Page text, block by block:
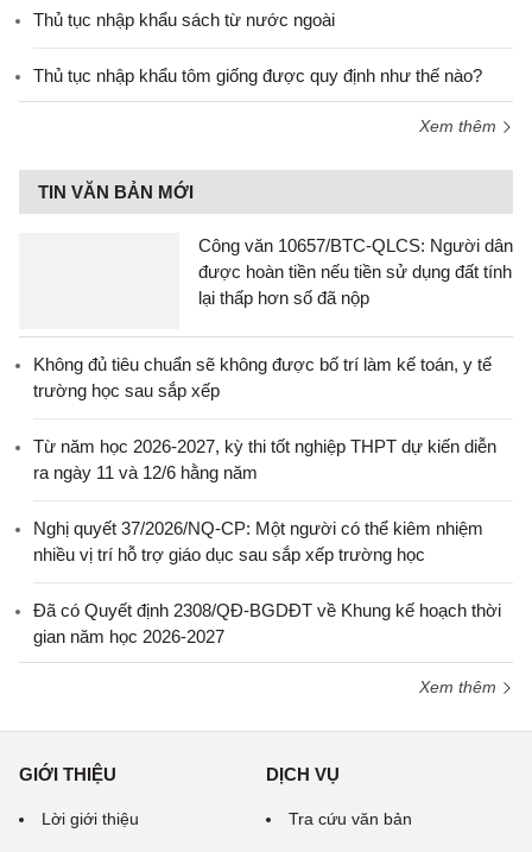
Thủ tục nhập khẩu sách từ nước ngoài
Thủ tục nhập khẩu tôm giống được quy định như thế nào?
Xem thêm
TIN VĂN BẢN MỚI
Công văn 10657/BTC-QLCS: Người dân
được hoàn tiền nếu tiền sử dụng đất tính
lại thấp hơn số đã nộp
Không đủ tiêu chuẩn sẽ không được bố trí làm kế toán, y tế
trường học sau sắp xếp
Từ năm học 2026-2027, kỳ thi tốt nghiệp THPT dự kiến diễn
ra ngày 11 và 12/6 hằng năm
Nghị quyết 37/2026/NQ-CP: Một người có thể kiêm nhiệm
nhiều vị trí hỗ trợ giáo dục sau sắp xếp trường học
Đã có Quyết định 2308/QĐ-BGDĐT về Khung kế hoạch thời
gian năm học 2026-2027
Xem thêm
GIỚI THIỆU
Lời giới thiệu
DỊCH VỤ
Tra cứu văn bản